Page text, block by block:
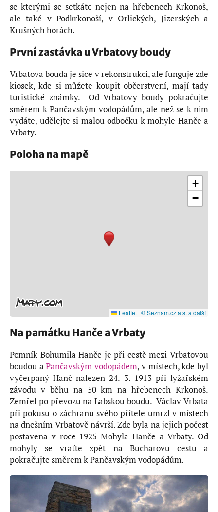
se kterými se setkáte nejen na hřebenech Krkonoš,
ale také v Podkrkonoší, v Orlických, Jizerských a
Krušných horách.
První zastávka u Vrbatovy boudy
Vrbatova bouda je sice v rekonstrukci, ale funguje zde
kiosek, kde si můžete koupit občerstvení, mají tady
turistické známky. Od Vrbatovy boudy pokračujte
směrem k Pančavským vodopádům, ale než se k nim
vydáte, udělejte si malou odbočku k mohyle Hanče a
Vrbaty.
Poloha na mapě
+
−
Leaflet | © Seznam.cz a.s. a další
Na památku Hanče a Vrbaty
Pomník Bohumila Hanče je při cestě mezi Vrbatovou
boudou aPančavským vodopádem, v místech, kde byl
vyčerpaný Hanč nalezen 24. 3. 1913 při lyžařském
závodu v běhu na 50 km na hřebenech Krkonoš.
Zemřel po převozu na Labskou boudu. Václav Vrbata
při pokusu o záchranu svého přítele umrzl v místech
na dnešním Vrbatově návrší. Zde byla na jejich počest
postavena v roce 1925 Mohyla Hanče a Vrbaty. Od
mohyly se vraťte zpět na Bucharovu cestu a
pokračujte směrem k Pančavským vodopádům.